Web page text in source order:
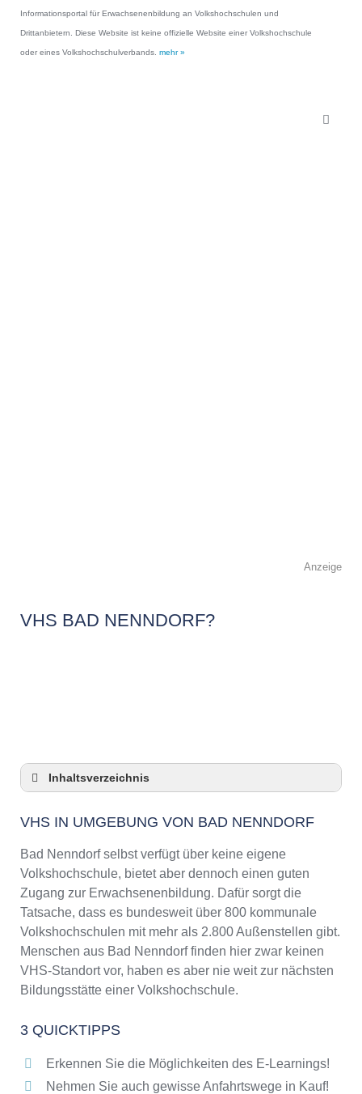
Informationsportal für Erwachsenenbildung an Volkshochschulen und
Drittanbietern. Diese Website ist keine offizielle Website einer Volkshochschule
oder eines Volkshochschulverbands. mehr »
Anzeige
VHS BAD NENNDORF?
Inhaltsverzeichnis
3 Quicktipps
Checkliste: VHS-Kurse rund um Bad Nenndorf
Keine VHS in Bad Nenndorf
Online-Kurse: Pro und Contra
Online-Kurse als alternative Angebote zu
VHS-Kursen
Die VHS als Inbegriff der Erwachsenenbildung
Das bundesweite Netzwerk der
Abendschulen rund um Bad Nenndorf
Bildungsangebote der VHS
VHS IN UMGEBUNG VON BAD NENNDORF
Bad Nenndorf selbst verfügt über keine eigene
Volkshochschule, bietet aber dennoch einen guten
Zugang zur Erwachsenenbildung. Dafür sorgt die
Tatsache, dass es bundesweit über 800 kommunale
Volkshochschulen mit mehr als 2.800 Außenstellen gibt.
Menschen aus Bad Nenndorf finden hier zwar keinen
VHS-Standort vor, haben es aber nie weit zur nächsten
Bildungsstätte einer Volkshochschule.
3 QUICKTIPPS
Erkennen Sie die Möglichkeiten des E-Learnings!
Nehmen Sie auch gewisse Anfahrtswege in Kauf!